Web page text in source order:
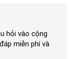
hỏi vào cộng
miễn phí và